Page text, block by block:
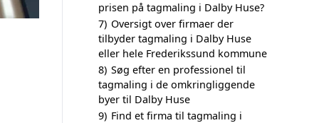
prisen på tagmaling i Dalby Huse?
7) Oversigt over firmaer der
tilbyder tagmaling i Dalby Huse
eller hele Frederikssund kommune
8) Søg efter en professionel til
tagmaling i de omkringliggende
byer til Dalby Huse
9) Find et firma til tagmaling i